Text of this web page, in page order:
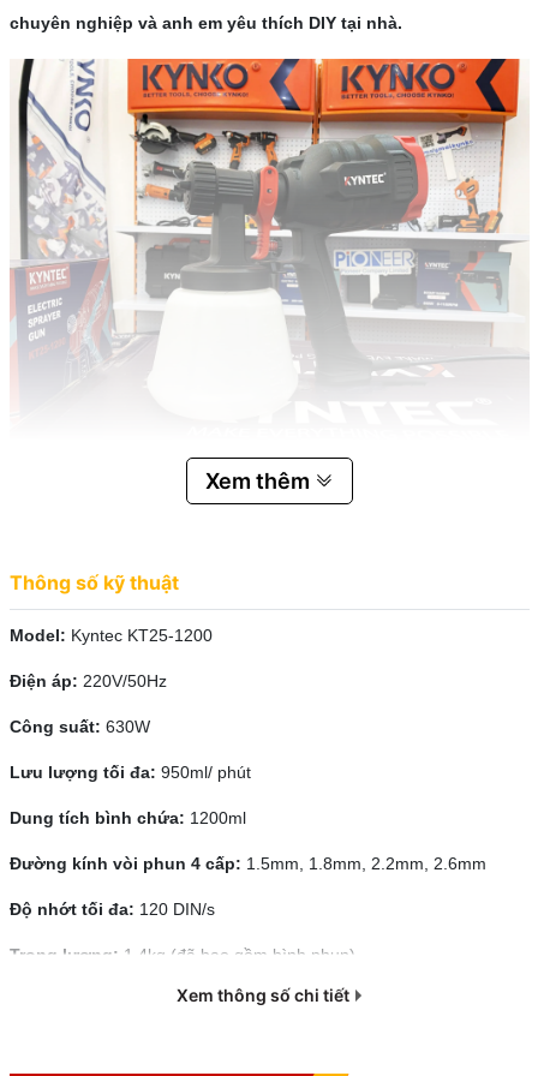
chuyên nghiệp và anh em yêu thích DIY tại nhà.
Máy phun sơn cầm tay chính hãng giá tốt Kyntec KT25 . Ảnh:
Kynkovietnam
Trong công việc thi công sửa chữa hiện nay, máy phun sơn cầm
tay đang ngày càng trở nên phổ biến nhờ giá thành rẻ, sự tiện lợi và
hiệu quả mà chúng mang lại.
Một trong những mẫu máy đáng chú ý nhất hiện nay
tích bình chứa lớn
người mới bắt đầu lẫn các thợ sơn chuyên nghiệp.
Xem thêm
Thông số kỹ thuật
Model: Kyntec KT25-1200
Điện áp: 220V/50Hz
Công suất: 630W
Lưu lượng tối đa: 950ml/ phút
Dung tích bình chứa: 1200ml
Đường kính vòi phun 4 cấp: 1.5mm, 1.8mm, 2.2mm, 2.6mm
Độ nhớt tối đa: 120 DIN/s
Trọng lượng: 1.4kg (đã bao gồm bình phun)
Dây chuyền sản xuất:CHLB Đức
Xem thông số chi tiết